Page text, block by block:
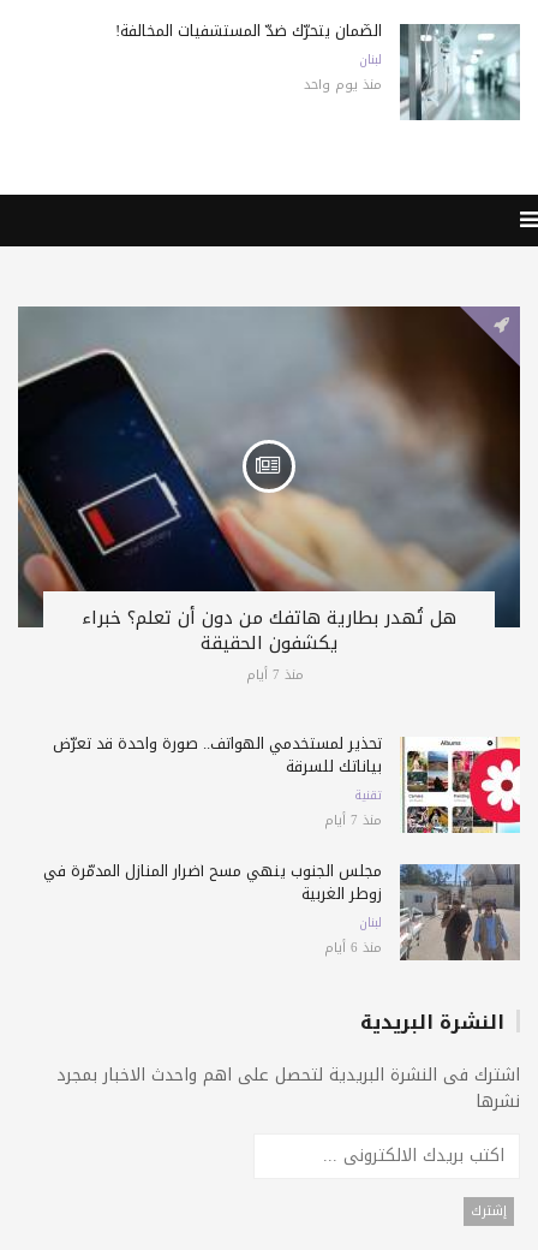
الضّمان يتحرّك ضدّ المستشفيات المخالفة!
لبنان
منذ يوم واحد
هل تُهدر بطارية هاتفك من دون أن تعلم؟ خبراء
يكشفون الحقيقة
منذ 7 أيام
تحذير لمستخدمي الهواتف.. صورة واحدة قد تعرّض
بياناتك للسرقة
تقنية
منذ 7 أيام
مجلس الجنوب ينهي مسح أضرار المنازل المدمّرة في
زوطر الغربية
لبنان
منذ 6 أيام
النشرة البريدية
اشترك فى النشرة البريدية لتحصل على اهم واحدث الاخبار بمجرد
نشرها